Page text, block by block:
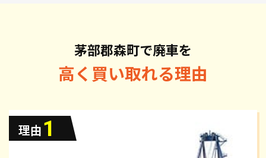
茅部郡森町で廃車を
高く買い取れる理由